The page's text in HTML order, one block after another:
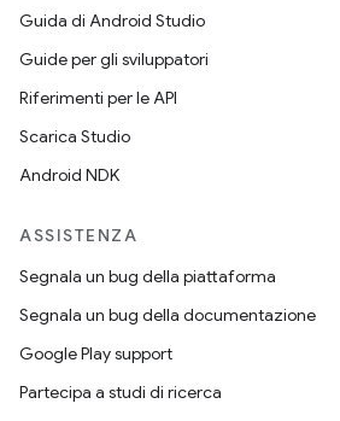
Guida di Android Studio
Guide per gli sviluppatori
Riferimenti per le API
Scarica Studio
Android NDK
ASSISTENZA
Segnala un bug della piattaforma
Segnala un bug della documentazione
Google Play support
Partecipa a studi di ricerca